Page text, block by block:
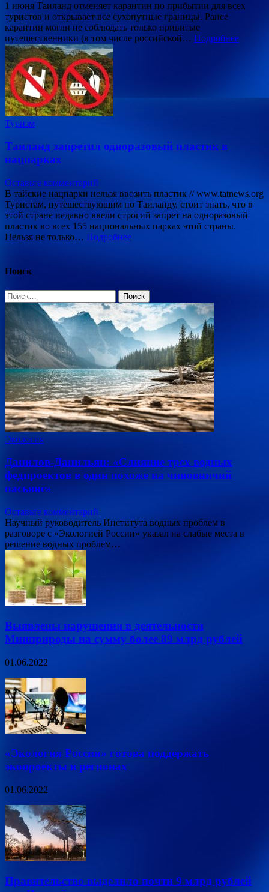
1 июня Таиланд отменяет карантин по прибытии для всех
туристов и открывает все сухопутные границы. Ранее
карантин могли не соблюдать только привитые
путешественники (в том числе российской… Подробнее
Туризм
Таиланд запретил одноразовый пластик в
нацпарках
Оставьте комментарий
В тайские нацпарки нельзя ввозить пластик // www.tatnews.org
Туристам, путешествующим по Таиланду, стоит знать, что в
этой стране недавно ввели строгий запрет на одноразовый
пластик во всех 155 национальных парках этой страны.
Нельзя не только… Подробнее
Поиск
Найти:
Экология
Данилов-Данильян: «Слияние трех водных
федпроектов в один похоже на чиновничий
пасьянс»
Оставьте комментарий
Научный руководитель Института водных проблем в
разговоре с «Экологией России» указал на слабые места в
решение водных проблем…
Выявлены нарушения в деятельности
Минприроды на сумму более 89 млрд рублей
01.06.2022
«Экология России» готова поддержать
экопроекты в регионах
01.06.2022
Правительство выделило почти 9 млрд рублей